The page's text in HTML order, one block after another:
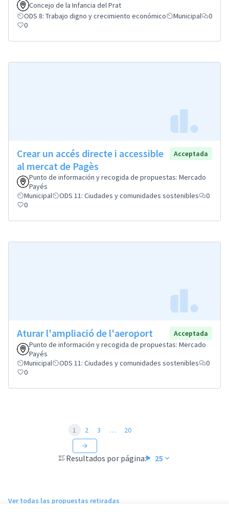
Concejo de la Infancia del Prat
ODS 8: Trabajo digno y crecimiento económico
Municipal
0
0
Crear un accés directe i accessible
al mercat de Pagès
Acceptada
Punto de información y recogida de propuestas: Mercado
Payés
Municipal
ODS 11: Ciudades y comunidades sostenibles
0
0
Aturar l'ampliació de l'aeroport
Acceptada
Punto de información y recogida de propuestas: Mercado
Payés
Municipal
ODS 11: Ciudades y comunidades sostenibles
0
0
Resultados por página: 25
1 2 3 … 20
Ver todas las propuestas retiradas